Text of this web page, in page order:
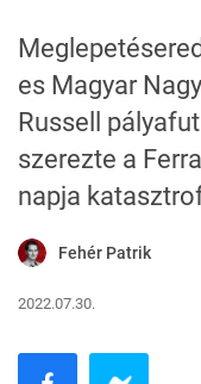
es Magyar
Russell
szerezte a
napja
Fehér Patrik
2022.07.30.